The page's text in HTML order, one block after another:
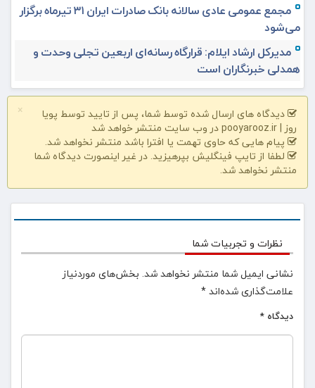
مجمع عمومی عادی سالانه بانک صادرات ایران ۳۱ تیرماه برگزار
می‌شود
مدیرکل ارشاد ایلام: قرارگاه رسانه‌ای اربعین تجلی وحدت و
همدلی خبرنگاران است
×
دیدگاه های ارسال شده توسط شما، پس از تایید توسط پویا
روز | pooyarooz.ir در وب سایت منتشر خواهد شد
پیام هایی که حاوی تهمت یا افترا باشد منتشر نخواهد شد.
لطفا از تایپ فینگلیش بپرهیزید. در غیر اینصورت دیدگاه شما
منتشر نخواهد شد.
نظرات و تجربیات شما
نشانی ایمیل شما منتشر نخواهد شد. بخش‌های موردنیاز
علامت‌گذاری شده‌اند*
دیدگاه *